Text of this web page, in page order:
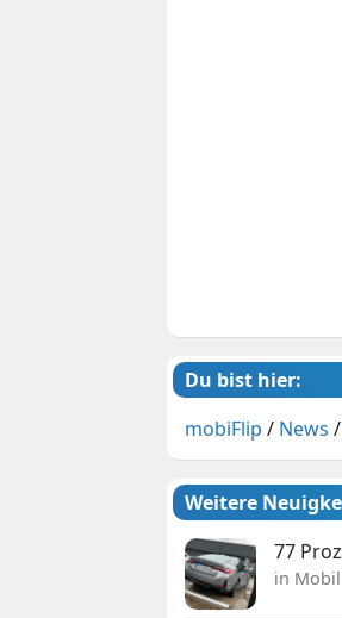
Du bist hier:
mobiFlip / News
Weitere
77
in